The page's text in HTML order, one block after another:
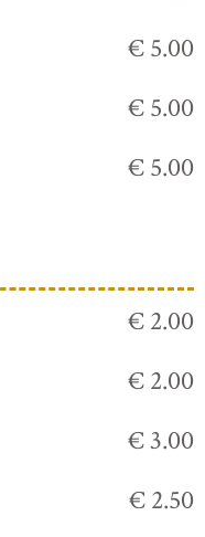
€ 5.00
€ 5.00
€ 5.00
€ 2.00
€ 2.00
€ 3.00
€ 2.50